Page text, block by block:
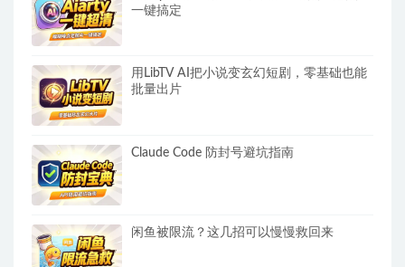
一键搞定
用LibTV AI把小说变玄幻短剧，零基础也能
批量出片
Claude Code 防封号避坑指南
闲鱼被限流？这几招可以慢慢救回来